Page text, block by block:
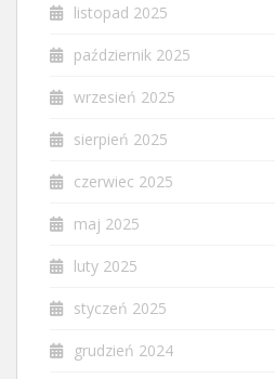
listopad 2025
październik 2025
wrzesień 2025
sierpień 2025
czerwiec 2025
maj 2025
luty 2025
styczeń 2025
grudzień 2024